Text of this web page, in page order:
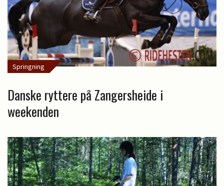
Springning
Danske ryttere på Zangersheide i
weekenden